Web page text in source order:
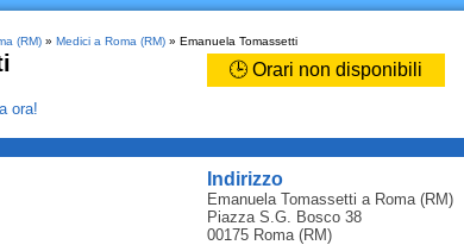
(RM)» Medici a Roma (RM)» Emanuela Tomassetti
🕒 Orari non disponibili
ora!
Indirizzo
Emanuela Tomassetti a Roma (RM)
Piazza S.G. Bosco 38
00175 Roma (RM)